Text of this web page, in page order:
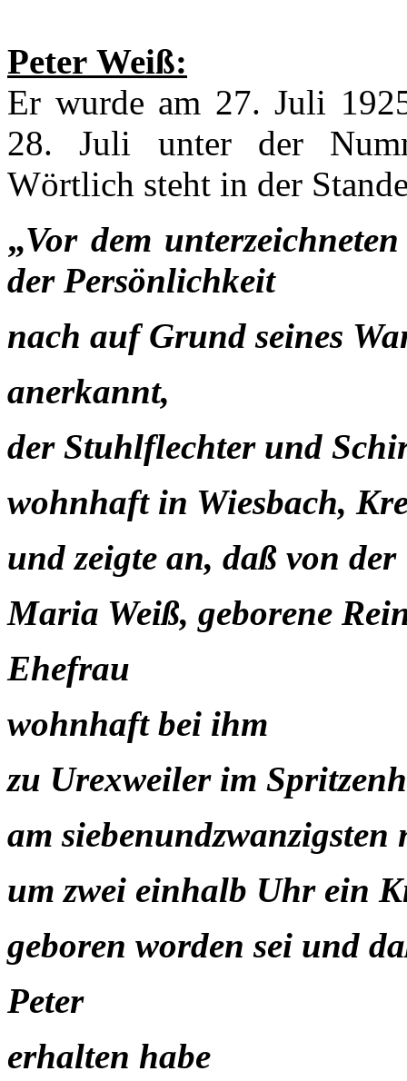
Peter Weiß:
Er wurde am 27. Juli
28. Juli unter der
Wörtlich steht in der
„Vor dem
der Persönlichkeit
nach auf Grund seines
anerkannt,
der Stuhlflechter und
wohnhaft in Wiesbach,
und zeigte an, daß von der
Maria Weiß, geborene
Ehefrau
wohnhaft bei ihm
zu Urexweiler im
am siebenundzwanzigsten
um zwei einhalb Uhr ein
geboren worden sei und
Peter
erhalten habe